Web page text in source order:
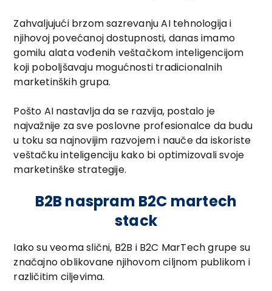
Zahvaljujući brzom sazrevanju AI tehnologija i
njihovoj povećanoj dostupnosti, danas imamo
gomilu alata vođenih veštačkom inteligencijom
koji poboljšavaju mogućnosti tradicionalnih
marketinških grupa.
Pošto AI nastavlja da se razvija, postalo je
najvažnije za sve poslovne profesionalce da budu
u toku sa najnovijim razvojem i nauče da iskoriste
veštačku inteligenciju kako bi optimizovali svoje
marketinške strategije.
B2B naspram B2C martech
stack
Iako su veoma slični, B2B i B2C MarTech grupe su
značajno oblikovane njihovom ciljnom publikom i
različitim ciljevima.